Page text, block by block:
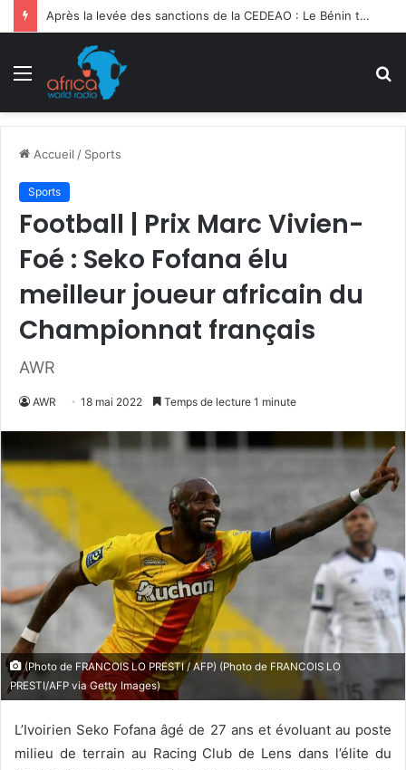
Après la levée des sanctions de la CEDEAO : Le Bénin tend la main au Niger
Menu
Accueil / Sports
Sports
Football | Prix Marc Vivien-
Foé : Seko Fofana élu
meilleur joueur africain du
Championnat français
AWR
AWR 18 mai 2022 Temps de lecture 1 minute
(Photo de FRANCOIS LO PRESTI / AFP) (Photo de FRANCOIS LO
PRESTI/AFP via Getty Images)
L’Ivoirien Seko Fofana âgé de 27 ans et évoluant au poste
milieu de terrain au Racing Club de Lens dans l’élite du